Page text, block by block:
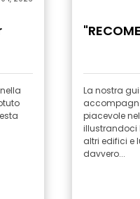
La nostra
piacevole
illustrandoci
altri edifici e
davvero...